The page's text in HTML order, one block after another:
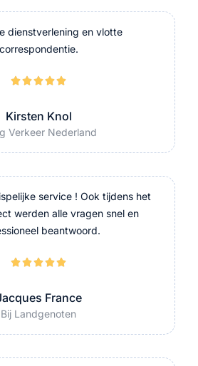
dienstverlening en vlotte
correspondentie.

Kirsten Knol
Verkeer Nederland
service ! Ook tijdens het
werden alle vragen snel en
beantwoord.

France
Bij Landgenoten